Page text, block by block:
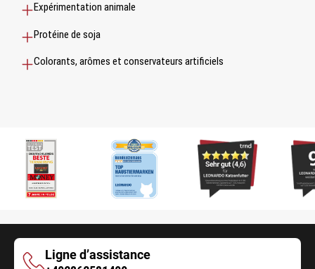
Expérimentation animale
Protéine de soja
Colorants, arômes et conservateurs artificiels
Ligne d’assistance